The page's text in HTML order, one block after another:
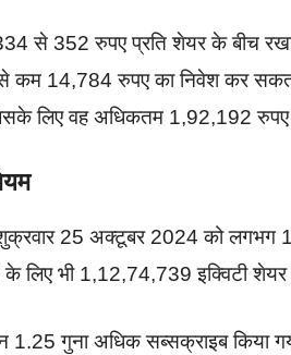
से 352 रुपए प्रति शेयर के बीच
से कम 14,784 रुपए का निवेश कर
लिए वह अधिकतम 1,92,192 रुपए
शुक्रवार 25 अक्टूबर 2024 को
लिए भी 1,12,74,739 इक्विटी शेयर
गुना अधिक सब्सक्राइब किया